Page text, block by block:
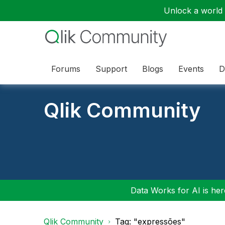
Unlock a
Forums Support Blogs Events
Qlik Community
Data Works for AI is
Qlik Community Tag: "expressões"